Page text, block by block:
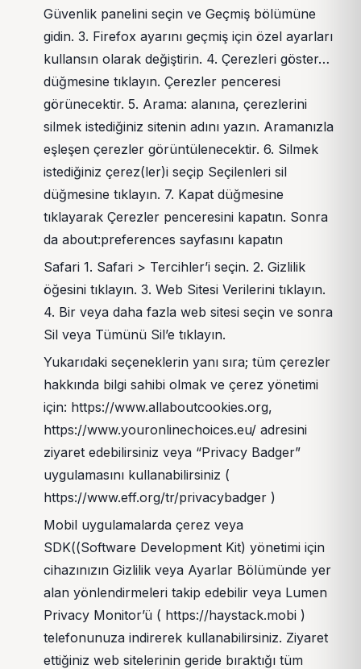
Güvenlik panelini seçin ve Geçmiş bölümüne
gidin. 3. Firefox ayarını geçmiş için özel ayarları
kullansın olarak değiştirin. 4. Çerezleri göster…
düğmesine tıklayın. Çerezler penceresi
görünecektir. 5. Arama: alanına, çerezlerini
silmek istediğiniz sitenin adını yazın. Aramanızla
eşleşen çerezler görüntülenecektir. 6. Silmek
istediğiniz çerez(ler)i seçip Seçilenleri sil
düğmesine tıklayın. 7. Kapat düğmesine
tıklayarak Çerezler penceresini kapatın. Sonra
da about:preferences sayfasını kapatın
Safari 1. Safari > Tercihler’i seçin. 2. Gizlilik
öğesini tıklayın. 3. Web Sitesi Verilerini tıklayın.
4. Bir veya daha fazla web sitesi seçin ve sonra
Sil veya Tümünü Sil’e tıklayın.
Yukarıdaki seçeneklerin yanı sıra; tüm çerezler
hakkında bilgi sahibi olmak ve çerez yönetimi
için: https://www.allaboutcookies.org,
https://www.youronlinechoices.eu/ adresini
ziyaret edebilirsiniz veya “Privacy Badger”
uygulamasını kullanabilirsiniz (
https://www.eff.org/tr/privacybadger )
Mobil uygulamalarda çerez veya
SDK((Software Development Kit) yönetimi için
cihazınızın Gizlilik veya Ayarlar Bölümünde yer
alan yönlendirmeleri takip edebilir veya Lumen
Privacy Monitor’ü ( https://haystack.mobi )
telefonunuza indirerek kullanabilirsiniz. Ziyaret
ettiğiniz web sitelerinin geride bıraktığı tüm